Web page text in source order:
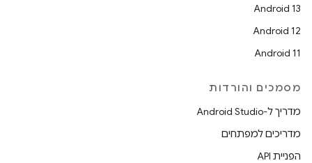
Android 13
Android 12
Android 11
מסמכים והורדות
מדריך ל-Android Studio
מדריכים למפתחים
הפניית API